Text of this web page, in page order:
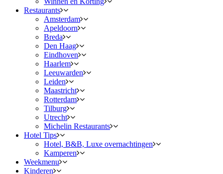
Restaurants
Amsterdam
Apeldoorn
Breda
Den Haag
Eindhoven
Haarlem
Leeuwarden
Leiden
Maastricht
Rotterdam
Tilburg
Utrecht
Michelin Restaurants
Hotel Tips
Hotel, B&B, Luxe overnachtingen
Kamperen
Weekmenu
Kinderen